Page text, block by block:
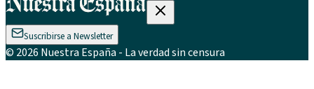
Suscribirse a Newsletter
© 2026 Nuestra España - La verdad sin censura